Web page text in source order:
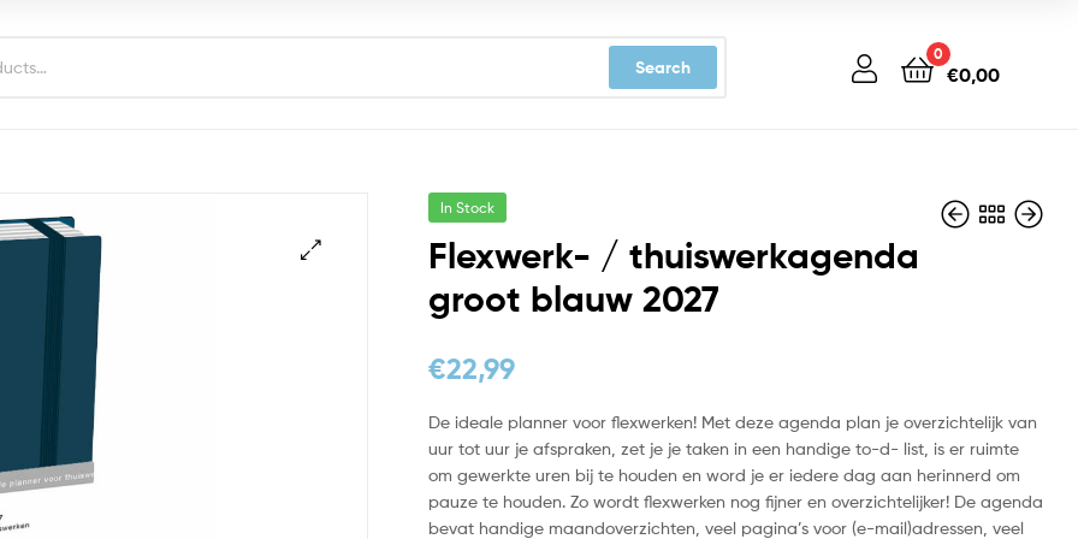
Search
0
€0,00
In Stock
Flexwerk- / thuiswerkagenda
groot blauw 2027
€22,99
De ideale planner voor flexwerken! Met deze agenda plan je overzichtelijk van
uur tot uur je afspraken, zet je je taken in een handige to-d- list, is er ruimte
om gewerkte uren bij te houden en word je er iedere dag aan herinnerd om
pauze te houden. Zo wordt flexwerken nog fijner en overzichtelijker! De agenda
bevat handige maandoverzichten, veel pagina’s voor (e-mail)adressen, veel